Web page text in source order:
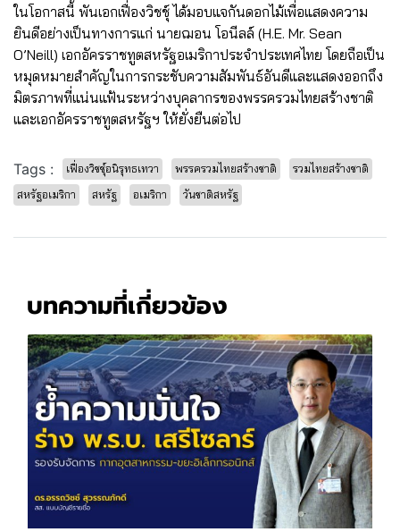
ในโอกาสนี้ พันเอกเฟื่องวิชชุ์ ได้มอบแจกันดอกไม้เพื่อแสดงความ
ยินดีอย่างเป็นทางการแก่ นายฌอน โอนีลล์ (H.E. Mr. Sean
O’Neill) เอกอัครราชทูตสหรัฐอเมริกาประจำประเทศไทย โดยถือเป็น
หมุดหมายสำคัญในการกระชับความสัมพันธ์อันดีและแสดงออกถึง
มิตรภาพที่แน่นแฟ้นระหว่างบุคลากรของพรรครวมไทยสร้างชาติ
และเอกอัครราชทูตสหรัฐฯ ให้ยั่งยืนต่อไป
Tags : เฟื่องวิชชุ์อนิรุทธเทวา พรรครวมไทยสร้างชาติ
รวมไทยสร้างชาติ
สหรัฐอเมริกา
สหรัฐ อเมริกา วันชาติสหรัฐ
บทความที่เกี่ยวข้อง